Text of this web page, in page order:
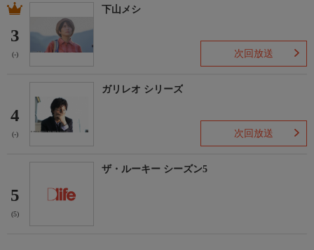
3
(-)
下山メシ
次回放送
4
(-)
ガリレオ シリーズ
次回放送
5
(5)
ザ・ルーキー シーズン5